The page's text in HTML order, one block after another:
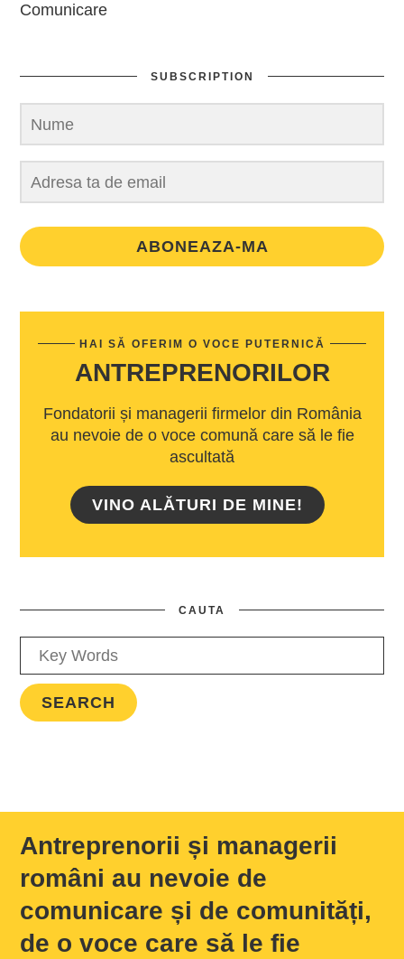
Comunicare
SUBSCRIPTION
ABONEAZA-MA
HAI SĂ OFERIM O VOCE PUTERNICĂ
ANTREPRENORILOR
Fondatorii și managerii firmelor din România
au nevoie de o voce comună care să le fie
ascultată
VINO ALĂTURI DE MINE!
CAUTA
Antreprenorii și managerii
români au nevoie de
comunicare și de comunități,
de o voce care să le fie